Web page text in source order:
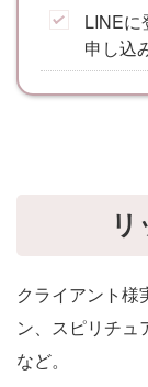
LINEに
申し込
リ
クライアント様
ン、スピリチュ
など。